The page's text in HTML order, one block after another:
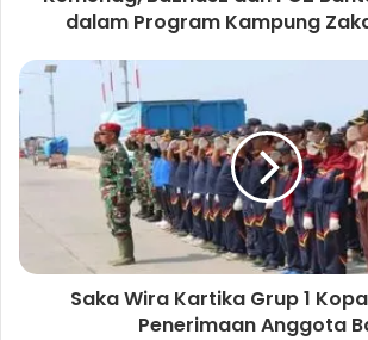
dalam Program Kampung
Saka Wira Kartika Grup 1
Penerimaan Anggota